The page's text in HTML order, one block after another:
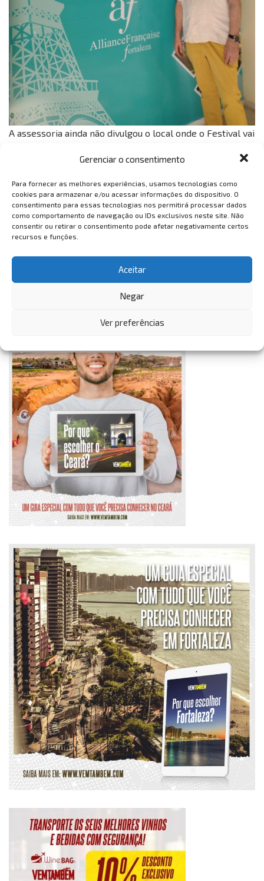
Gerenciar o consentimento
Para fornecer as melhores experiências, usamos tecnologias como
cookies para armazenar e/ou acessar informações do dispositivo. O
consentimento para essas tecnologias nos permitirá processar dados
como comportamento de navegação ou IDs exclusivos neste site. Não
consentir ou retirar o consentimento pode afetar negativamente certos
recursos e funções.
Aceitar
Negar
Ver preferências
A assessoria ainda não divulgou o local onde o Festival vai
festival varilux de cinema varilux
VemTambém
VemTambém